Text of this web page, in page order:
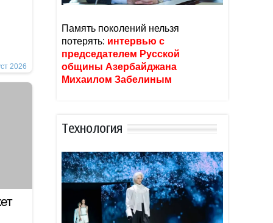
2026
Память поколений нельзя
потерять: интервью с
председателем Русской
общины Азербайджана
Михаилом Забелиным
Тexнoлoгия